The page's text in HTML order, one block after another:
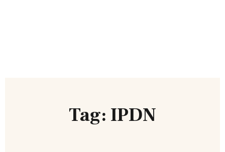
Tag: IPDN